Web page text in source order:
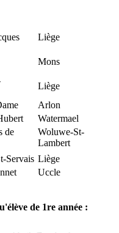
Liège
Mons
Liège
Arlon
Watermael
de
Woluwe-St-
Lambert
Servais Liège
Uccle
de 1re année :